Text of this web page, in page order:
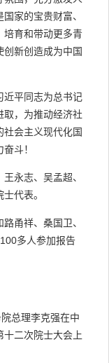
家的宝贵财富、
培育和带动更多青
新创造成为中国
平同志为总书记
取，为推动经济社
会主义现代化国
斗！
永志、吴孟超、
代表。
甬祥、桑国卫、
多人参加报告
总理李克强在中
十二次院士大会上